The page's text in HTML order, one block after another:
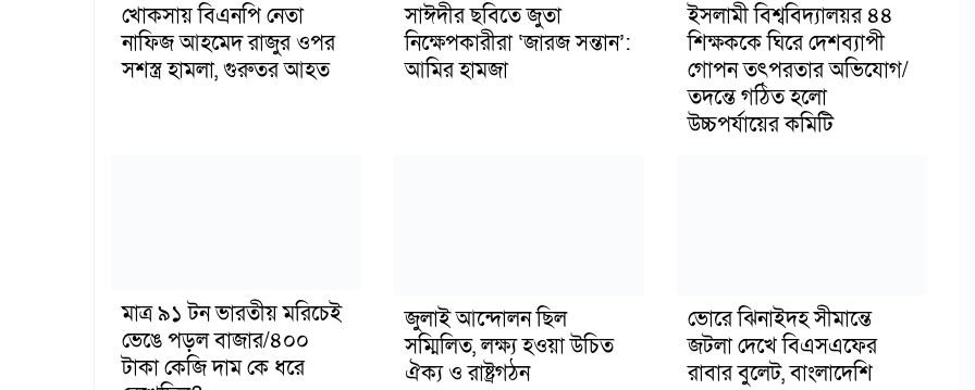
খোকসায় বিএনপি নেতা
নাফিজ আহমেদ রাজুর ওপর
সশস্ত্র হামলা, গুরুতর আহত
সাঈদীর ছবিতে জুতা
নিক্ষেপকারীরা ‘জারজ সন্তান’:
আমির হামজা
ইসলামী বিশ্ববিদ্যালয়র ৪৪
শিক্ষককে ঘিরে দেশব্যাপী
গোপন তৎপরতার অভিযোগ/
তদন্তে গঠিত হলো
উচ্চপর্যায়ের কমিটি
মাত্র ৯১ টন ভারতীয় মরিচেই
ভেঙে পড়ল বাজার/৪০০
টাকা কেজি দাম কে ধরে
জুলাই আন্দোলন ছিল
সম্মিলিত, লক্ষ্য হওয়া উচিত
ঐক্য ও রাষ্ট্রগঠন
ভোরে ঝিনাইদহ সীমান্তে
জটলা দেখে বিএসএফের
রাবার বুলেট, বাংলাদেশি